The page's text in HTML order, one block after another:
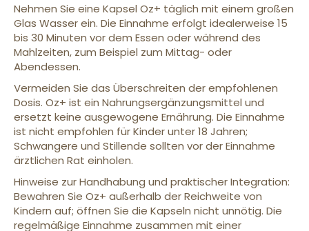
Nehmen Sie eine Kapsel Oz+ täglich mit einem großen
Glas Wasser ein. Die Einnahme erfolgt idealerweise 15
bis 30 Minuten vor dem Essen oder während des
Mahlzeiten, zum Beispiel zum Mittag- oder
Abendessen.
Vermeiden Sie das Überschreiten der empfohlenen
Dosis. Oz+ ist ein Nahrungsergänzungsmittel und
ersetzt keine ausgewogene Ernährung. Die Einnahme
ist nicht empfohlen für Kinder unter 18 Jahren;
Schwangere und Stillende sollten vor der Einnahme
ärztlichen Rat einholen.
Hinweise zur Handhabung und praktischer Integration:
Bewahren Sie Oz+ außerhalb der Reichweite von
Kindern auf; öffnen Sie die Kapseln nicht unnötig. Die
regelmäßige Einnahme zusammen mit einer